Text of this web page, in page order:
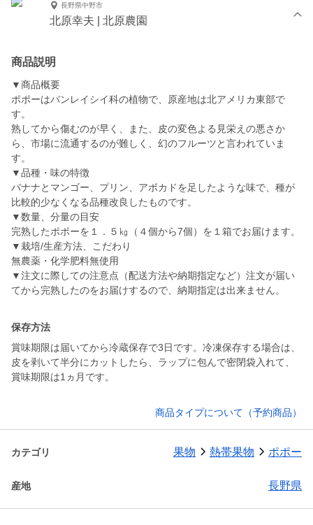
長野県中野市
北原幸夫 | 北原農園
商品説明
▼商品概要
ポポーはバンレイシイ科の植物で、原産地は北アメリカ東部で
す。
熟してから傷むのが早く、また、皮の変色よる見栄えの悪さか
ら、市場に流通するのが難しく、幻のフルーツと言われていま
す。
▼品種・味の特徴
バナナとマンゴー、プリン、アボカドを足したような味で、種が
比較的少なくなる品種改良したものです。
▼数量、分量の目安
完熟したポポーを１．５㎏（４個から7個）を１箱でお届けます。
▼栽培/生産方法、こだわり
無農薬・化学肥料無使用
▼注文に際しての注意点（配送方法や納期指定など）注文が届い
てから完熟したのをお届けするので、納期指定は出来ません。
保存方法
賞味期限は届いてから冷蔵保存で3日です。冷凍保存する場合は、
皮を剥いて半分にカットしたら、ラップに包んで密閉袋入れて、
賞味期限は1ヵ月です。
商品タイプについて（予約商品）
カテゴリ 果物 熱帯果物 ポポー
産地 長野県